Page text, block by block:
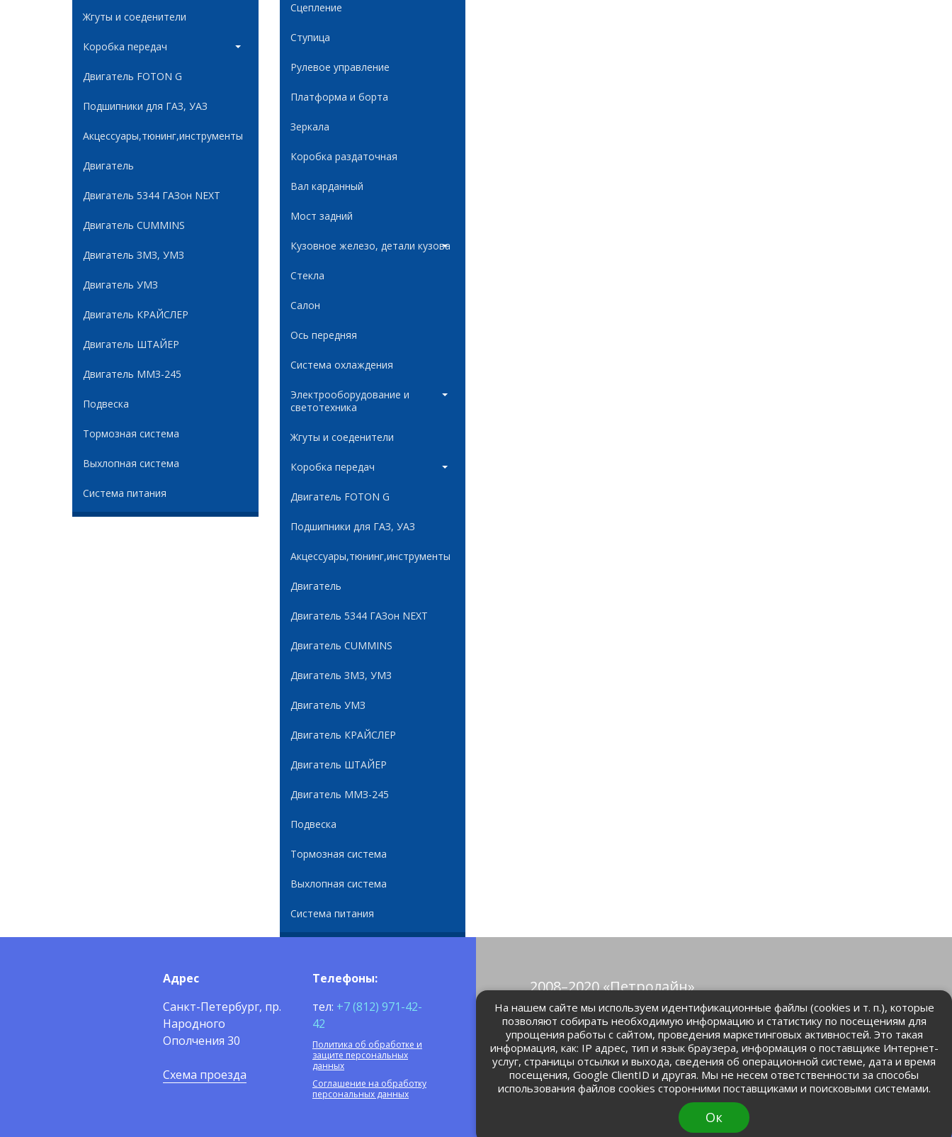
Жгуты и соеденители
Коробка передач
Двигатель FOTON G
Подшипники для ГАЗ, УАЗ
Акцессуары,тюнинг,инструменты
Двигатель
Двигатель 5344 ГАЗон NEXT
Двигатель CUMMINS
Двигатель ЗМЗ, УМЗ
Двигатель УМЗ
Двигатель КРАЙСЛЕР
Двигатель ШТАЙЕР
Двигатель ММЗ-245
Подвеска
Тормозная система
Выхлопная система
Система питания
Сцепление
Ступица
Рулевое управление
Платформа и борта
Зеркала
Коробка раздаточная
Вал карданный
Мост задний
Кузовное железо, детали кузова
Стекла
Салон
Ось передняя
Система охлаждения
Электрооборудование и
светотехника
Жгуты и соеденители
Коробка передач
Двигатель FOTON G
Подшипники для ГАЗ, УАЗ
Акцессуары,тюнинг,инструменты
Двигатель
Двигатель 5344 ГАЗон NEXT
Двигатель CUMMINS
Двигатель ЗМЗ, УМЗ
Двигатель УМЗ
Двигатель КРАЙСЛЕР
Двигатель ШТАЙЕР
Двигатель ММЗ-245
Подвеска
Тормозная система
Выхлопная система
Система питания
Адрес
Санкт-Петербург, пр.
Народного
Ополчения 30
Схема проезда
Телефоны:
тел: +7 (812) 971-42-
42
Политика об обработке и
защите персональных
данных
Соглашение на обработку
персональных данных
2008–2020 «Петролайн»
© Все права защищены.
petrolain@mail.ru
На нашем сайте мы используем идентификационные файлы (cookies и т. п.), которые
позволяют собирать необходимую информацию и статистику по посещениям для
упрощения работы с сайтом, проведения маркетинговых активностей. Это такая
информация, как: IP адрес, тип и язык браузера, информация о поставщике Интернет-
услуг, страницы отсылки и выхода, сведения об операционной системе, дата и время
посещения, Google ClientID и другая. Мы не несем ответственности за способы
использования файлов cookies сторонними поставщиками и поисковыми системами.
Ок